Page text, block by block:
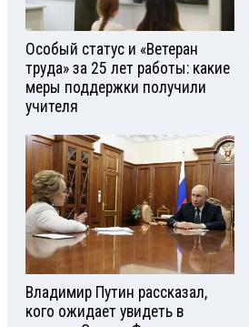
Особый статус и «Ветеран
труда» за 25 лет работы: какие
меры поддержки получили
учителя
Владимир Путин рассказал,
кого ожидает увидеть в